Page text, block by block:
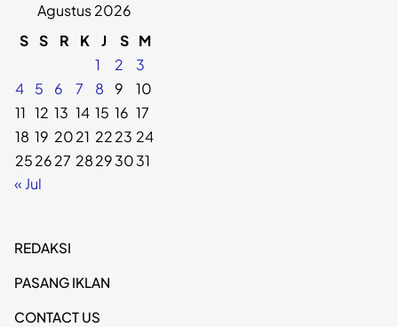
Agustus 2026
S S R K J S M
1
2
3
4
5 6 7 8 9
10
11 12 13 14 15 16 17
18 19 2021 2223 24
252627 28293031
« Jul
REDAKSI
PASANG IKLAN
CONTACT US